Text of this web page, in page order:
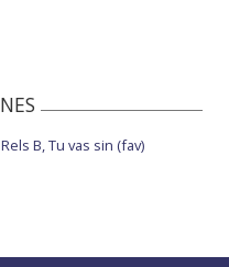
Rels B, Tu vas sin (fav)